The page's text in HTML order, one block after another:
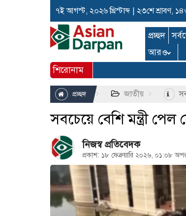
৭ই আগস্ট, ২০২৬ খ্রিস্টাব্দ ২৩শে শ্রাবণ,
প্রচ্ছদ
আরও
শিরোনাম
প্রচ্ছদ জাতীয়
সবচেয়ে বেশি মন্ত্রী পেল
নিজস্ব প্রতিবেদক
প্রকাশ: ১৮ ফেব্রুয়ারি ২০২৬, ০১:০৮